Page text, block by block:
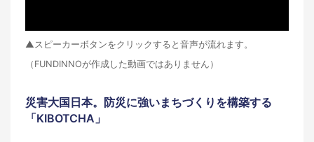
▲スピーカーボタンをクリックすると音声が流れます。
（FUNDINNOが作成した動画ではありません）
災害大国日本。防災に強いまちづくりを構築する
「KIBOTCHA」